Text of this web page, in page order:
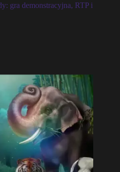
gra demonstracyjna, RTP i